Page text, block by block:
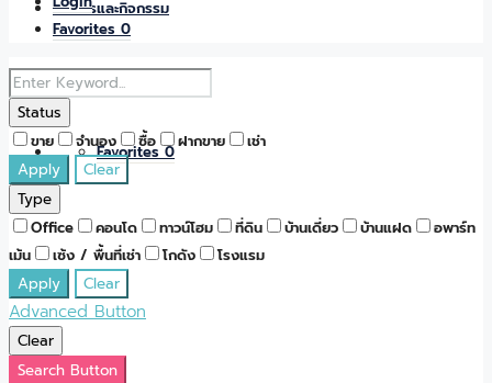
ข่าวสารและกิจกรรม
Favorites0
Favorites 0
Status
ขาย จำนอง ซื้อ ฝากขาย เช่า
Apply
Clear
Type
Office คอนโด ทาวน์โฮม ที่ดิน บ้านเดี่ยว บ้านแฝด
อพาร์ท
เม้น
เซ้ง / พื้นที่เช่า โกดัง โรงแรม
Apply Clear
Advanced Button
Clear
Search Button